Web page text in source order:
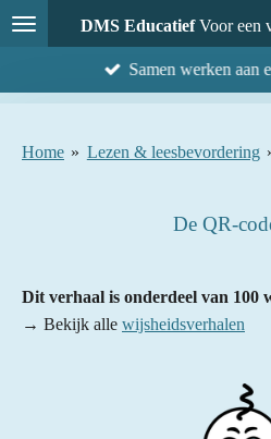
Ga
direct
DMS EducatiefVoor een
Samen werken aan
Home » Lezen & leesbevordering
De QR-
Dit verhaal is onderdeel van 100
→ Bekijk alle wijsheidsverhalen